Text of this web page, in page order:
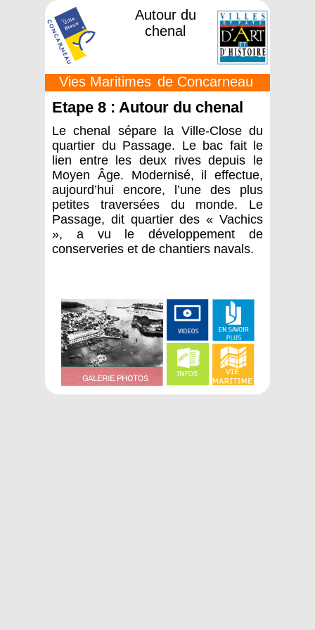
Autour du
chenal
Vies Maritimes de Concarneau
Etape 8 : Autour du chenal
Le chenal sépare la Ville-Close du
quartier du Passage. Le bac fait le
lien entre les deux rives depuis le
Moyen Âge. Modernisé, il effectue,
aujourd’hui encore, l’une des plus
petites traversées du monde. Le
Passage, dit quartier des « Vachics
», a vu le développement de
conserveries et de chantiers navals.